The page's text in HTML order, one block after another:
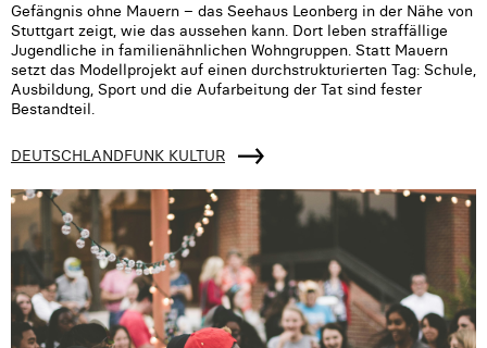
Gefängnis ohne Mauern – das Seehaus Leonberg in der Nähe von
Stuttgart zeigt, wie das aussehen kann. Dort leben straffällige
Jugendliche in familienähnlichen Wohngruppen. Statt Mauern
setzt das Modellprojekt auf einen durchstrukturierten Tag: Schule,
Ausbildung, Sport und die Aufarbeitung der Tat sind fester
Bestandteil.
DEUTSCHLANDFUNK KULTUR